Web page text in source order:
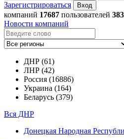
Зарегистрироваться
компаний 17687 пользователей
Новости компаний
ДНР (61)
ЛНР (42)
Россия (16886)
Украина (164)
Беларусь (379)
Вся ДНР
Донецкая Народная